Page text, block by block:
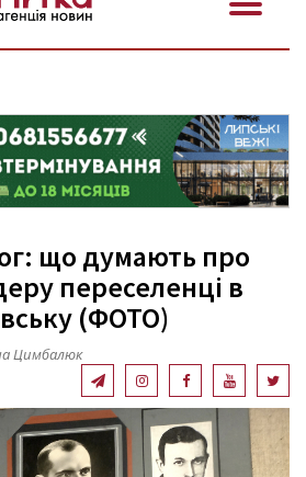
що думають про
переселенці в
(ФОТО)
Цимбалюк